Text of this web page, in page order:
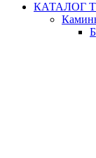
КАТАЛОГ